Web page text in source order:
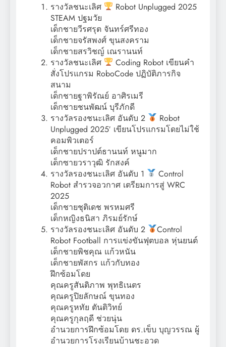
รางวัลชนะเลิศ
Robot Unplugged 2025
STEAM ปฐมวัย
เด็กชายวีรศรุต จันทร์ศรีทอง
เด็กชายจรัสพงศ์ ขุนสงคราม
เด็กชายสรวิชญ์ เณรานนท์
รางวัลชนะเลิศ
Coding Robot เขียนคำ
สั่งโปรแกรม RoboCode ปฏิบัติภารกิจ
สนาม
เด็กชายฐาพิรัณย์ อาศิรเมรี
เด็กชายชนพัฒน์ บุรีภักดี
รางวัลรองชนะเลิศ อันดับ 2
Robot
Unplugged 2025′ เขียนโปรแกรมโดยไม่ใช้
คอมพิวเตอร์
เด็กชายปราปต์ธานนท์ หนูมาก
เด็กซายวราวุฒิ รักสงค์
รางวัลรองชนะเลิศ อันดับ 1
Control
Robot สำรวจอวกาศ เตรียมการสู่ WRC
2025
เด็กชายชุติเดช พรหมศรี
เด็กหญิงธนิสา ภิรมย์รักษ์
รางวัลรองชนะเลิศ อันดับ 2
Control
Robot Football การแข่งขันฟุตบอล หุ่นยนต์
เด็กชายพิชคุณ แก้วหนัน
เด็กชายพัสกร แก้วกับทอง
ฝึกซ้อมโดย
คุณครูสันติภาพ พุทธิเนตร
คุณครูปิยลักษณ์ ขุนทอง
คุณครูหทัย ตันติวิทย์
คุณครูกุลฤดี ช่วยนุ่น
อำนวยการฝึกซ้อมโดย ดร.เข็บ บุญวรรณ ผู้
อำนวยการโรงเรียนบ้านชะอวด